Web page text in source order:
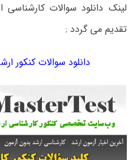
تقدیم می گردد :
دانلود سوالات کنکور